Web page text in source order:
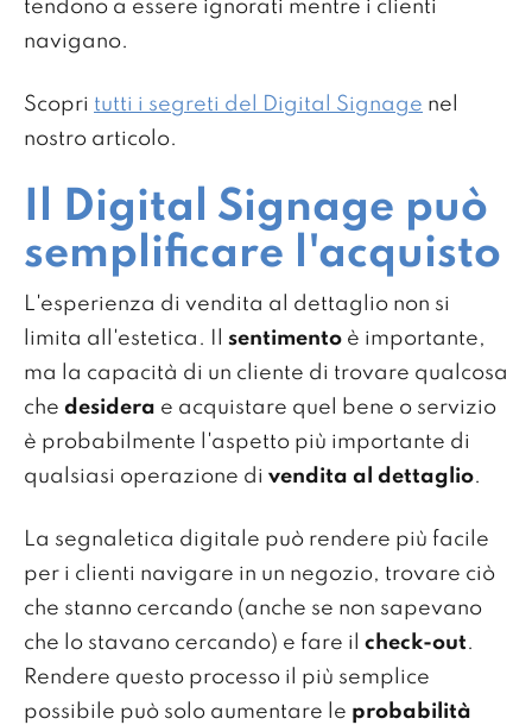
tendono a essere ignorati mentre i clienti
navigano.
Scopri tutti i segreti del Digital Signage nel
nostro articolo.
Il Digital Signage può
semplificare l'acquisto
L'esperienza di vendita al dettaglio non si
limita all'estetica. Il sentimento è importante,
ma la capacità di un cliente di trovare qualcosa
che desidera e acquistare quel bene o servizio
è probabilmente l'aspetto più importante di
qualsiasi operazione di vendita al dettaglio.
La segnaletica digitale può rendere più facile
per i clienti navigare in un negozio, trovare ciò
che stanno cercando (anche se non sapevano
che lo stavano cercando) e fare il check-out.
Rendere questo processo il più semplice
possibile può solo aumentare le probabilità